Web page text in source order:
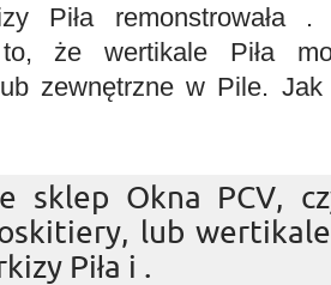
Piła remonstrowała .
to, że wertikale Piła
zewnętrzne w Pile.
sklep Okna PCV,
lub
Piła i .